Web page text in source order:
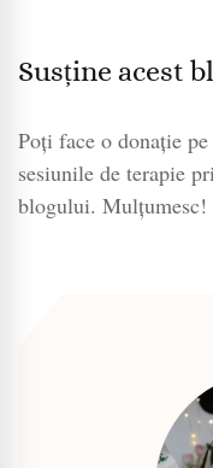
Susține acest
Poți face o donație
sesiunile de terapie
blogului. Mulțumesc!